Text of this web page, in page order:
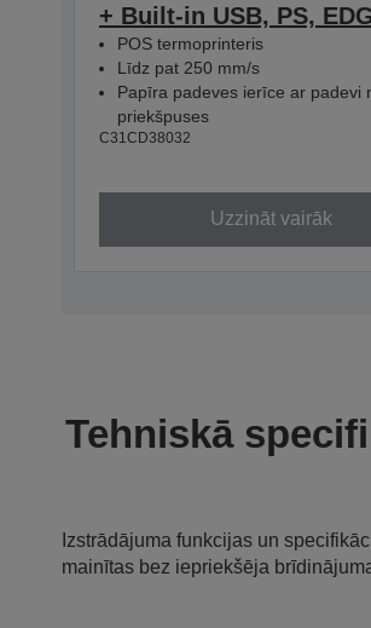
+ Built-in USB, PS,
POS termoprinteris
Līdz pat 250 mm/s
Papīra padeves ierīce ar padevi
priekšpuses
C31CD38032
Uzzināt vairāk
Tehniskā
Izstrādājuma funkcijas un
mainītas bez iepriekšēja